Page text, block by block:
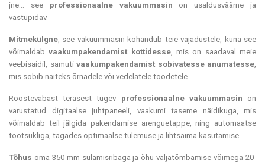
jne... see professionaalne vakuummasin on usaldusväärne ja
vastupidav.
Mitmekülgne, see vakuummasin kohandub teie vajadustele, kuna see
võimaldabvaakumpakendamist kottidesse, mis on saadaval meie
veebisaidil, samuti vaakumpakendamist sobivatesse anumatesse,
mis sobib näiteks õrnadele või vedelatele toodetele.
Roostevabast terasest tugev professionaalne vakuummasin on
varustatud digitaalse juhtpaneeli, vaakumi taseme näidikuga, mis
võimaldab teil jälgida pakendamise arenguetappe, ning automaatse
töötsükliga, tagades optimaalse tulemuse ja lihtsaima kasutamise.
Tõhus oma 350 mm sulamisribaga ja õhu väljatõmbamise võimega 20-